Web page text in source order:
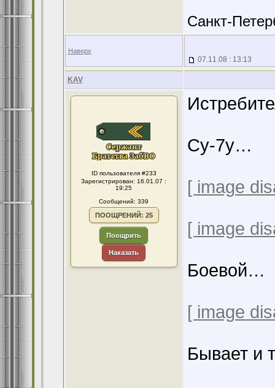
Санкт-
Наверх
07.11.08 : 13:13
KAV
ID пользователя #233
Зарегистрирован: 16.01.07 :
19:25
Сообщений: 339
ПООЩРЕНИЙ: 25
Поощрить
Наказать
Су-7у…
[ image
[ image
Боевой…
[ image
Бывает и